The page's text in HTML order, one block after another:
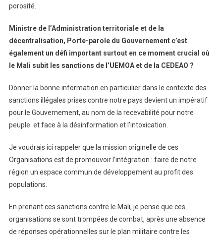
porosité.
Ministre de l’Administration territoriale et de la
décentralisation, Porte-parole du Gouvernement c’est
également un défi important surtout en ce moment crucial où
le Mali subit les sanctions de l’UEMOA et de la CEDEAO ?
Donner la bonne information en particulier dans le contexte des
sanctions illégales prises contre notre pays devient un impératif
pour le Gouvernement, au nom de la recevabilité pour notre
peuple et face à la désinformation et l’intoxication.
Je voudrais ici rappeler que la mission originelle de ces
Organisations est de promouvoir l’intégration : faire de notre
région un espace commun de développement au profit des
populations.
En prenant ces sanctions contre le Mali, je pense que ces
organisations se sont trompées de combat, après une absence
de réponses opérationnelles sur le plan militaire contre les